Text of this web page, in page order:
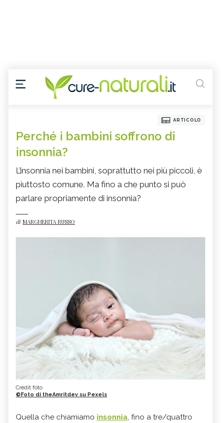
ARTICOLO
Perché i bambini soffrono di
insonnia?
L’insonnia nei bambini, soprattutto nei più piccoli, è
piuttosto comune. Ma fino a che punto si può
parlare propriamente di insonnia?
di MARGHERITA RUSSO
Credit foto
©Foto di theAmritdev su Pexels
Quella che chiamiamo insonnia, fino a tre/quattro